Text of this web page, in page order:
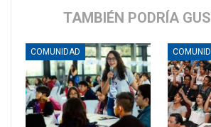
TAMBIÉN PODRÍA
COMUNIDAD